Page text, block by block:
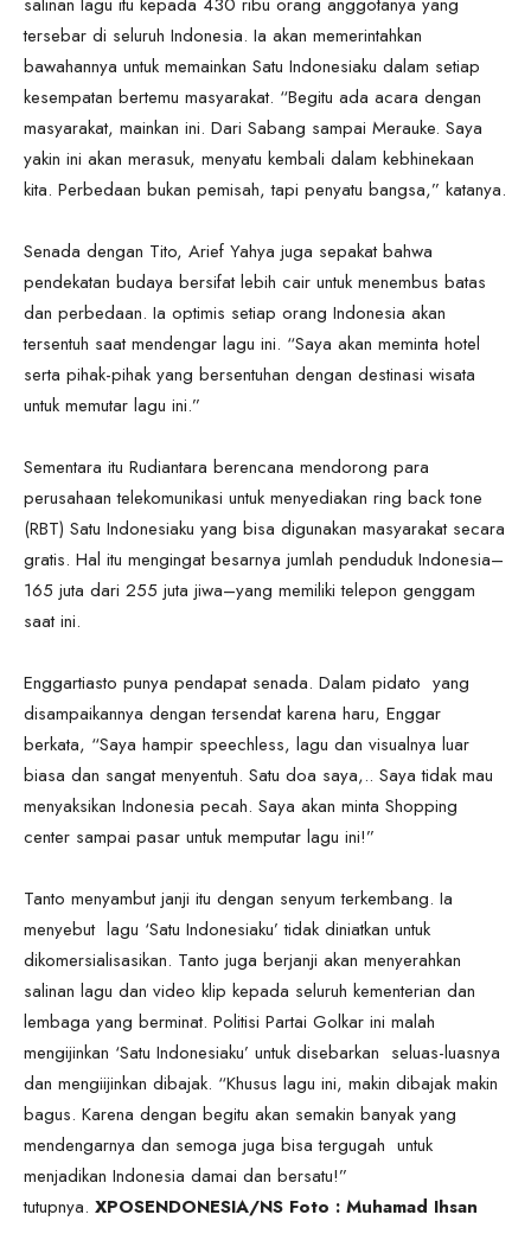
tersebar di seluruh Indonesia. Ia akan memerintahkan
bawahannya untuk memainkan Satu Indonesiaku dalam setiap
kesempatan bertemu masyarakat. “Begitu ada acara dengan
masyarakat, mainkan ini. Dari Sabang sampai Merauke. Saya
yakin ini akan merasuk, menyatu kembali dalam kebhinekaan
kita. Perbedaan bukan pemisah, tapi penyatu bangsa,” katanya.
Senada dengan Tito, Arief Yahya juga sepakat bahwa
pendekatan budaya bersifat lebih cair untuk menembus batas
dan perbedaan. Ia optimis setiap orang Indonesia akan
tersentuh saat mendengar lagu ini. “Saya akan meminta hotel
serta pihak-pihak yang bersentuhan dengan destinasi wisata
untuk memutar lagu ini.”
Sementara itu Rudiantara berencana mendorong para
perusahaan telekomunikasi untuk menyediakan ring back tone
(RBT) Satu Indonesiaku yang bisa digunakan masyarakat secara
gratis. Hal itu mengingat besarnya jumlah penduduk Indonesia–
165 juta dari 255 juta jiwa–yang memiliki telepon genggam
saat ini.
Enggartiasto punya pendapat senada. Dalam pidato yang
disampaikannya dengan tersendat karena haru, Enggar
berkata, “Saya hampir speechless, lagu dan visualnya luar
biasa dan sangat menyentuh. Satu doa saya,.. Saya tidak mau
menyaksikan Indonesia pecah. Saya akan minta Shopping
center sampai pasar untuk memputar lagu ini!”
Tanto menyambut janji itu dengan senyum terkembang. Ia
menyebut lagu ‘Satu Indonesiaku’ tidak diniatkan untuk
dikomersialisasikan. Tanto juga berjanji akan menyerahkan
salinan lagu dan video klip kepada seluruh kementerian dan
lembaga yang berminat. Politisi Partai Golkar ini malah
mengijinkan ‘Satu Indonesiaku’ untuk disebarkan seluas-luasnya
dan mengiijinkan dibajak. “Khusus lagu ini, makin dibajak makin
bagus. Karena dengan begitu akan semakin banyak yang
mendengarnya dan semoga juga bisa tergugah untuk
menjadikan Indonesia damai dan bersatu!”
tutupnya. XPOSENDONESIA/NS Foto : Muhamad Ihsan